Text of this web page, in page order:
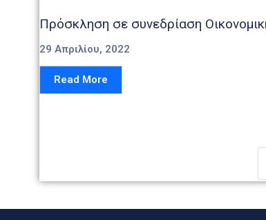
Πρόσκληση σε συνεδρίαση
29 Απριλίου, 2022
Read More